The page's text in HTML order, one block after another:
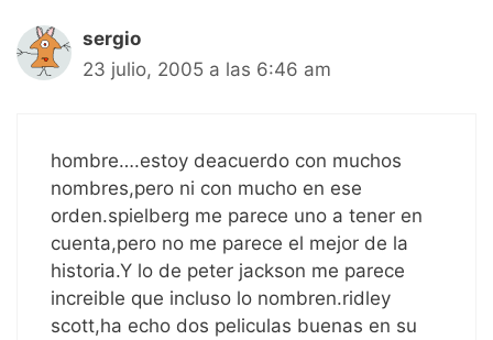
sergio
23 julio, 2005 a las 6:46 am
hombre….estoy deacuerdo con muchos
nombres,pero ni con mucho en ese
orden.spielberg me parece uno a tener en
cuenta,pero no me parece el mejor de la
historia.Y lo de peter jackson me parece
increible que incluso lo nombren.ridley
scott,ha echo dos peliculas buenas en su